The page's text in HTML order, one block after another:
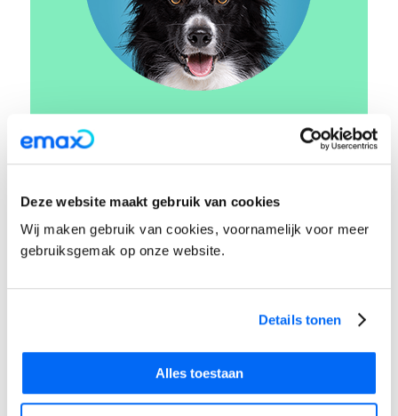
Deze website maakt gebruik van cookies
Wij maken gebruik van cookies, voornamelijk voor meer
gebruiksgemak op onze website.
Details tonen
Alles toestaan
VACATURE:
MIDDEN NL
Bekijk de vacature